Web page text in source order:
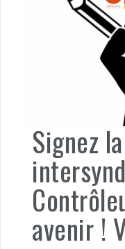
Signez
avenir !